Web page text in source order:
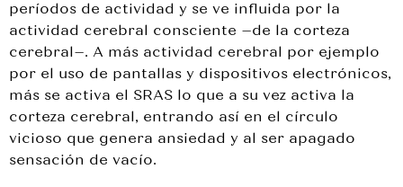
períodos de actividad y se ve influida por la
actividad cerebral consciente –de la corteza
cerebral–. A más actividad cerebral por ejemplo
por el uso de pantallas y dispositivos electrónicos,
más se activa el SRAS lo que a su vez activa la
corteza cerebral, entrando así en el círculo
vicioso que genera ansiedad y al ser apagado
sensación de vacío.